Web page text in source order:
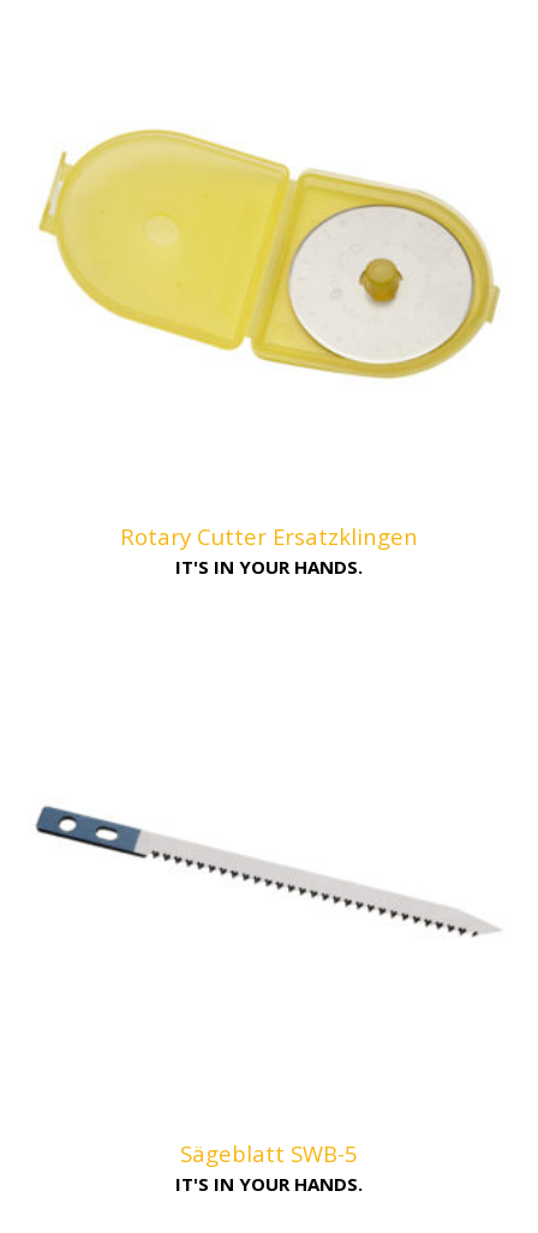
Rotary Cutter Ersatzklingen
IT'S IN YOUR HANDS.
Sägeblatt SWB-5
IT'S IN YOUR HANDS.